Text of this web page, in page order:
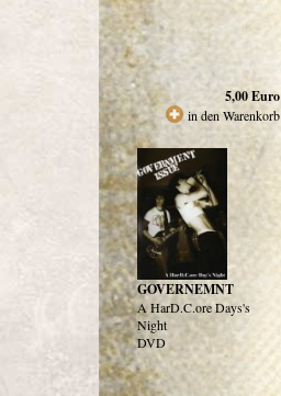
5,00Euro
in den Warenkorb
GOVERNEMNT
A HarD.C.ore Days's
Night
DVD